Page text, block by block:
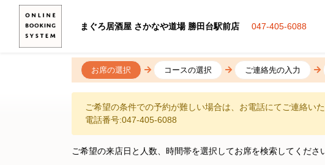
まぐろ居酒屋 さかなや道場 勝田台駅前店 047-405-6088
お席の選択 コースの選択 ご連絡先の入力
ご希望の条件での予約が難しい場合は、お電話にてご連絡い
電話番号:047-405-6088
ご希望の来店日と人数、時間帯を選択してお席を検索してくださ